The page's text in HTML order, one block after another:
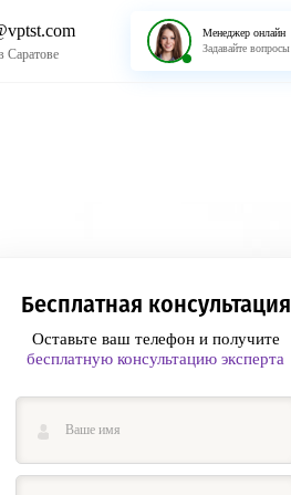
Саратове
Менеджер онлайн
Задавайте вопросы
Бесплатная консультация
Оставьте ваш телефон и получите
бесплатную консультацию эксперта